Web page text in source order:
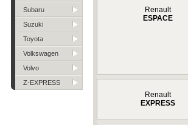
Subaru
Suzuki
Toyota
Volkswagen
Volvo
Z-EXPRESS
Renault
ESPACE
Renault
EXPRESS